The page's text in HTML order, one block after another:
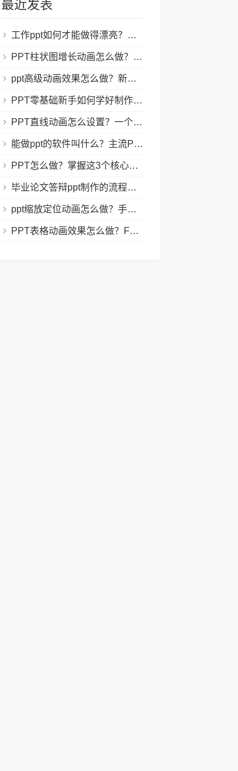
最近发表
工作ppt如何才能做得漂亮？职场PPT美化与制作技巧
PPT柱状图增长动画怎么做？实用的ppt技巧分享给你！
ppt高级动画效果怎么做？新手也能学会的亮眼PPT动画指南
PPT零基础新手如何学好制作PPT？新手入门全攻略
PPT直线动画怎么设置？一个简单的设置技巧
能做ppt的软件叫什么？主流PPT制作软件盘点与选型指南
PPT怎么做？掌握这3个核心制作方法与技巧，新手也能变大神！
毕业论文答辩ppt制作的流程是怎样的？新手零门槛指南
ppt缩放定位动画怎么做？手把手教程，小白也能学会做动态PPT
PPT表格动画效果怎么做？Focusky让你的演示更独特！